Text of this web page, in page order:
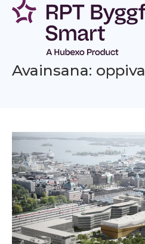
Siirry
sisältöön
Avainsana: oppiva